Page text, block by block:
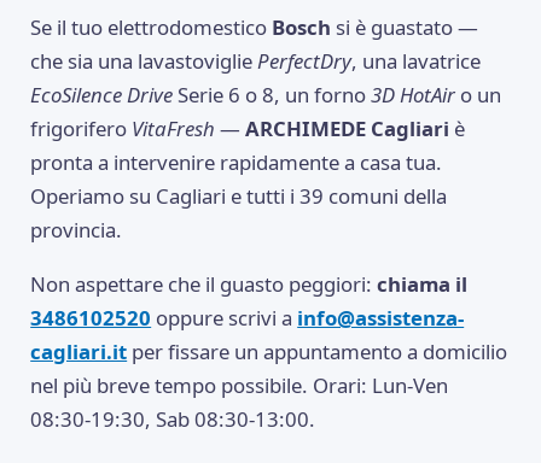
Se il tuo elettrodomestico Bosch si è guastato —
che sia una lavastovigliePerfectDry, una lavatrice
EcoSilence Drive Serie 6 o 8, un forno3D HotAir o un
frigorifero VitaFresh —ARCHIMEDE Cagliari è
pronta a intervenire rapidamente a casa tua.
Operiamo su Cagliari e tutti i 39 comuni della
provincia.
Non aspettare che il guasto peggiori:chiama il
3486102520 oppure scrivi a info@assistenza-
cagliari.it per fissare un appuntamento a domicilio
nel più breve tempo possibile. Orari: Lun-Ven
08:30-19:30, Sab 08:30-13:00.